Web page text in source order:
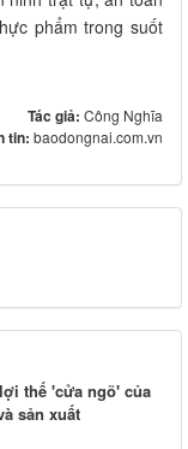
phẩm trong suốt
Tác giả: Công Nghĩa
tin: baodongnai.com.vn
thế 'cửa ngõ' của
sản xuất